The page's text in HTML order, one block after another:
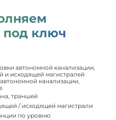
под ключ
автономной канализации,
и исходящей магистралей
канализации,
траншей
/ исходящей магистрали
по уровню